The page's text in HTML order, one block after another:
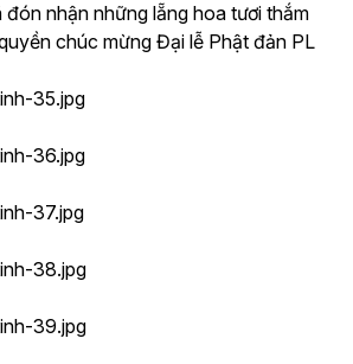
đón nhận những lẵng hoa tươi thắm
chúc mừng Đại lễ Phật đản PL